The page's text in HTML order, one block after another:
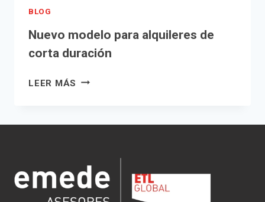
BLOG
Nuevo modelo para alquileres de
corta duración
LEER MÁS NUEVO
ALQUILERES
DURACIÓN